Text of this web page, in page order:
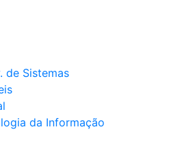
de Sistemas
da Informação